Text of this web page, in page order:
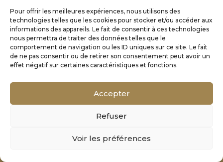
Pour offrir les meilleures expériences, nous utilisons des
technologies telles que les cookies pour stocker et/ou accéder aux
informations des appareils. Le fait de consentir à ces technologies
nous permettra de traiter des données telles que le
comportement de navigation ou les ID uniques sur ce site. Le fait
de ne pas consentir ou de retirer son consentement peut avoir un
effet négatif sur certaines caractéristiques et fonctions.
Accepter
Refuser
Voir les préférences
Mentions Légales